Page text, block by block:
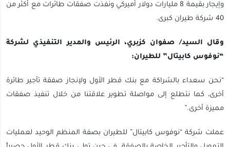
وإيجار بقيمة 8 مليارات دولار أميركي ونفذت صفقات طائرات مع أكثر من
40 شركة طيران كبرى.
وقال السيد/ صفوان كزبري، الرئيس والمدير التنفيذي لشركة
“نوفوس كابيتال” للطيران:
“نحن سعداء بالشراكة مع بنك قطر الأول ولإنجاز صفقة تأجير طائرة
أخرى، كما نتطلع إلى مواصلة تطوير علاقتنا من خلال تنفيذ صفقات
مميزة أخرى.”
عملت شركة “نوفوس كابيتال” للطيران بصفة المنظم الوحيد لعمليات